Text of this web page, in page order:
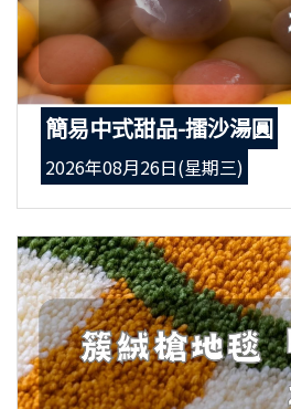
簡易中式甜品-擂沙湯圓
2026年08月26日(星期三)